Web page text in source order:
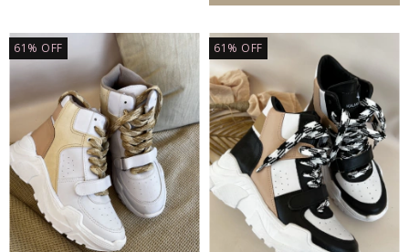
61 % OFF 61 % OFF